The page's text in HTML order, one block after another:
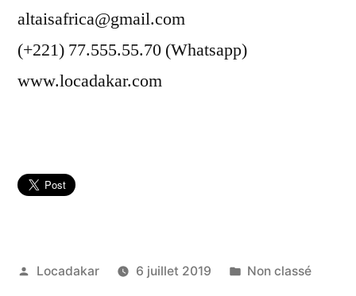
altaisafrica@gmail.com
(+221) 77.555.55.70 (Whatsapp)
www.locadakar.com
Publié
Locadakar 6 juillet 2019
Publié
Non classé